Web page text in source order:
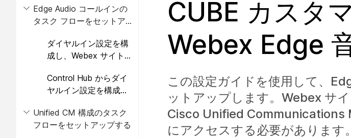
Edge Audio コールインの
タスク フローをセットア
ダイヤルイン設定を構
成し、Webex サイト
トをエクスポートする
Control Hub からダイ
ヤルイン設定を構成
エクスポートする
Unified CM 構成のタスク
フローをセットアップする
CUBE カスタ
Webex Edge
この設定ガイドを使用して、
ットアップします。Webex サ
Cisco Unified Communications
にアクセスする必要があります。